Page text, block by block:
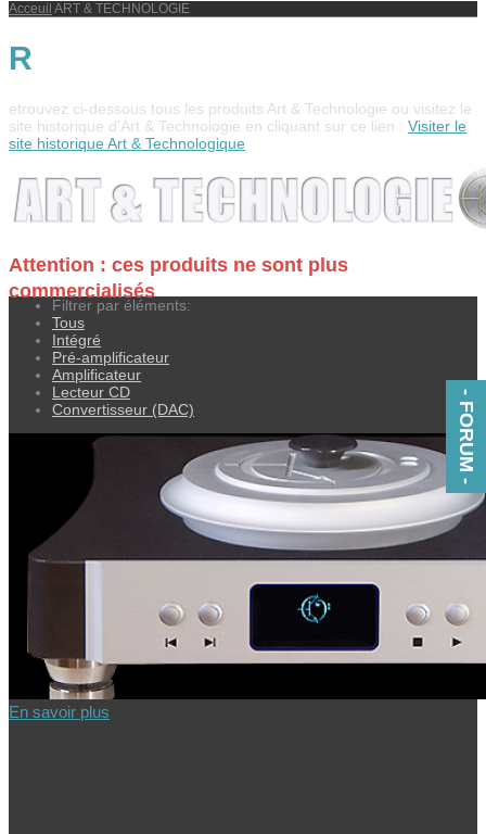
Acceuil ART & TECHNOLOGIE
R
etrouvez ci-dessous tous les produits Art & Technologie ou visitez le
site historique d’Art & Technologie en cliquant sur ce lien : Visiter le
site historique Art & Technologique
Attention : ces produits ne sont plus
commercialisés
Filtrer par éléments:
Tous
Intégré
Pré-amplificateur
Amplificateur
Lecteur CD
Convertisseur (DAC)
En savoir plus
- FORUM -